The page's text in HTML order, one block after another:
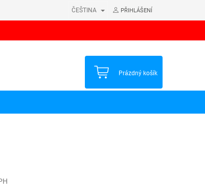
ČEŠTINA PŘIHLÁŠENÍ
NÁKUPNÍ
Prázdný košík